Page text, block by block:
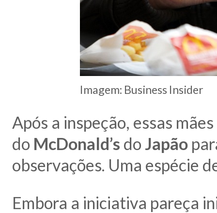
Imagem: Business Insider
Após a inspeção, essas
do McDonald’s do Japão
observações. Uma espécie
Embora a iniciativa pareça